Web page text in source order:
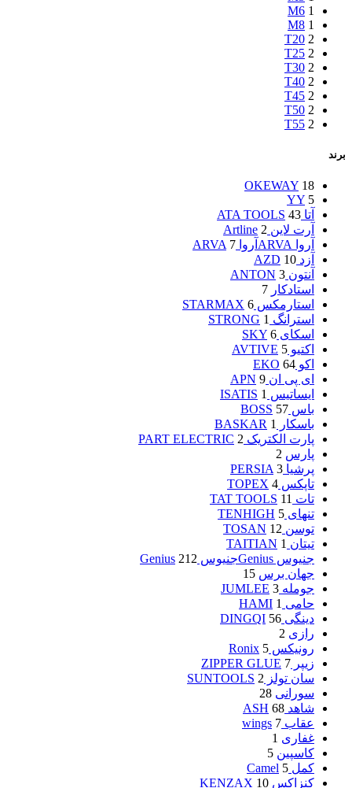
M6 1
M8 1
T20 2
T25 2
T30 2
T40 2
T45 2
T50 2
T55 2
برند
OKEWAY 18
YY 5
آتا ATA TOOLS 43
آرت لاین Artline 2
آروا ARVA
آروا ARVA 7
آزد AZD 10
آنتون ANTON 3
استادکار 7
استارمکس STARMAX 6
استرانگ STRONG 1
اسکای SKY 6
اکتیو AVTIVE 5
اکو EKO 64
ای پی ان APN 9
ایساتیس ISATIS 1
باس BOSS 57
باسکار BASKAR
1
پارت الکتریک PART ELECTRIC 2
پارس 2
پرشیا PERSIA 3
تاپکس TOPEX 4
تات TAT TOOLS 11
تنهای TENHIGH 5
توسن TOSAN 12
تیتان TAITIAN 1
جنیوس Genius
جنیوس Genius 212
جهان برس 15
جومله JUMLEE 3
حامی HAMI 1
دینگی DINGQI 56
رازی 2
رونیکس Ronix 5
زیپر ZIPPER GLUE 7
سان تولز SUNTOOLS 2
سورانی 28
شاهد ASH 68
عقاب wings 7
غفاری 1
کاسپین 5
کمل Camel 5
کنزاکس KENZAX 10